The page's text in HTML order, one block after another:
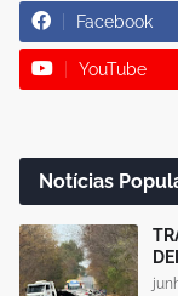
Facebook
YouTube
Notícias